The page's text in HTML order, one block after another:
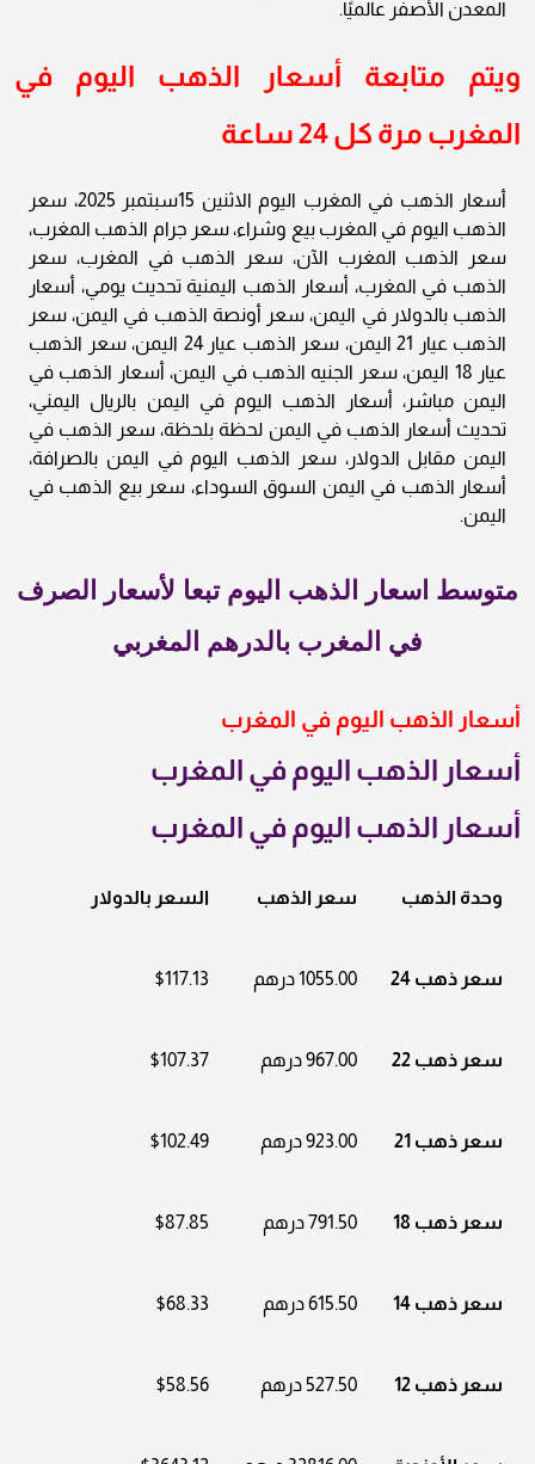
المعدن الأصفر عالميًا.
ويتم متابعة أسعار الذهب اليوم في
المغرب مرة كل 24 ساعة
أسعار الذهب في المغرب اليوم الاثنين 15سبتمبر 2025، سعر
الذهب اليوم في المغرب بيع وشراء، سعر جرام الذهب المغرب،
سعر الذهب المغرب الآن، سعر الذهب في المغرب، سعر
الذهب في المغرب، أسعار الذهب اليمنية تحديث يومي، أسعار
الذهب بالدولار في اليمن، سعر أونصة الذهب في اليمن، سعر
الذهب عيار 21 اليمن، سعر الذهب عيار 24 اليمن، سعر الذهب
عيار 18 اليمن، سعر الجنيه الذهب في اليمن، أسعار الذهب في
اليمن مباشر، أسعار الذهب اليوم في اليمن بالريال اليمني،
تحديث أسعار الذهب في اليمن لحظة بلحظة، سعر الذهب في
اليمن مقابل الدولار، سعر الذهب اليوم في اليمن بالصرافة،
أسعار الذهب في اليمن السوق السوداء، سعر بيع الذهب في
اليمن.
متوسط اسعار الذهب اليوم تبعا لأسعار الصرف
في المغرب بالدرهم المغربي
أسعار الذهب اليوم في المغرب
أسعار الذهب اليوم في المغرب
أسعار الذهب اليوم في المغرب
وحدة الذهب سعر الذهب السعر بالدولار
سعر ذهب 24 1055.00 درهم $117.13
سعر ذهب 22 967.00 درهم $107.37
سعر ذهب 21 923.00 درهم $102.49
سعر ذهب 18 791.50 درهم $87.85
سعر ذهب 14 615.50 درهم $68.33
سعر ذهب 12 527.50 درهم $58.56